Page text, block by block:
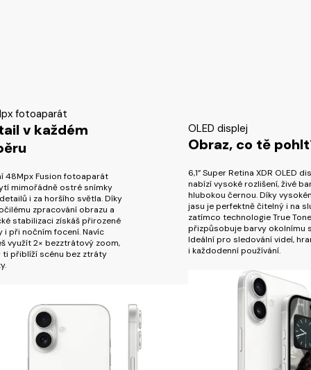
fotoaparát
v každém
48Mpx Fusion fotoaparát
mimořádně ostré snímky
i za horšího světla. Díky
zpracování obrazu a
stabilizaci získáš přirozené
i při nočním focení. Navíc
využít 2× bezztrátový zoom,
ti přiblíží scénu bez ztráty
OLED displej
Obraz, co tě
6,1” Super Retina XDR OLED
nabízí vysoké rozlišení, živé
hlubokou černou. Díky
jasu je perfektně čitelný i na
zatímco technologie True Tone
přizpůsobuje barvy okolnímu
Ideální pro sledování videí,
i každodenní používání.